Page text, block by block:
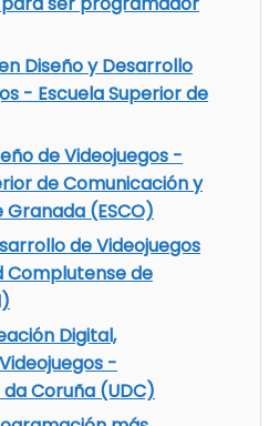
Diseño y Desarrollo
- Escuela Superior de
de Videojuegos -
de Comunicación y
(ESCO)
de Videojuegos
Complutense de
Digital,
-
Coruña (UDC)